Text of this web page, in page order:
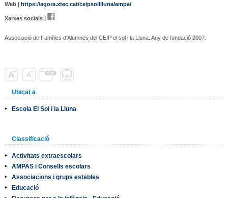
Web | https://agora.xtec.cat/ceipsolilluna/ampa/
Xarxes socials |
Associació de Famílies d'Alumnes del CEIP el sol i la Lluna. Any de fundació 2007.
Ubicat a
Escola El Sol i la Lluna
Classificació
Activitats extraescolars
AMPAS i Consells escolars
Associacions i grups estables
Educació